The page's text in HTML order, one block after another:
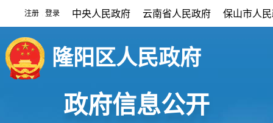
注册 登录 中央人民政府 云南省人民政府 保山市人
隆阳区人民政府
政府信息公开